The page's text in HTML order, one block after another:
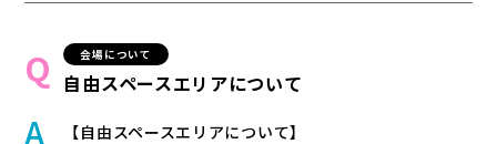
会場について
自由スペースエリアについて
【自由スペースエリアについて】